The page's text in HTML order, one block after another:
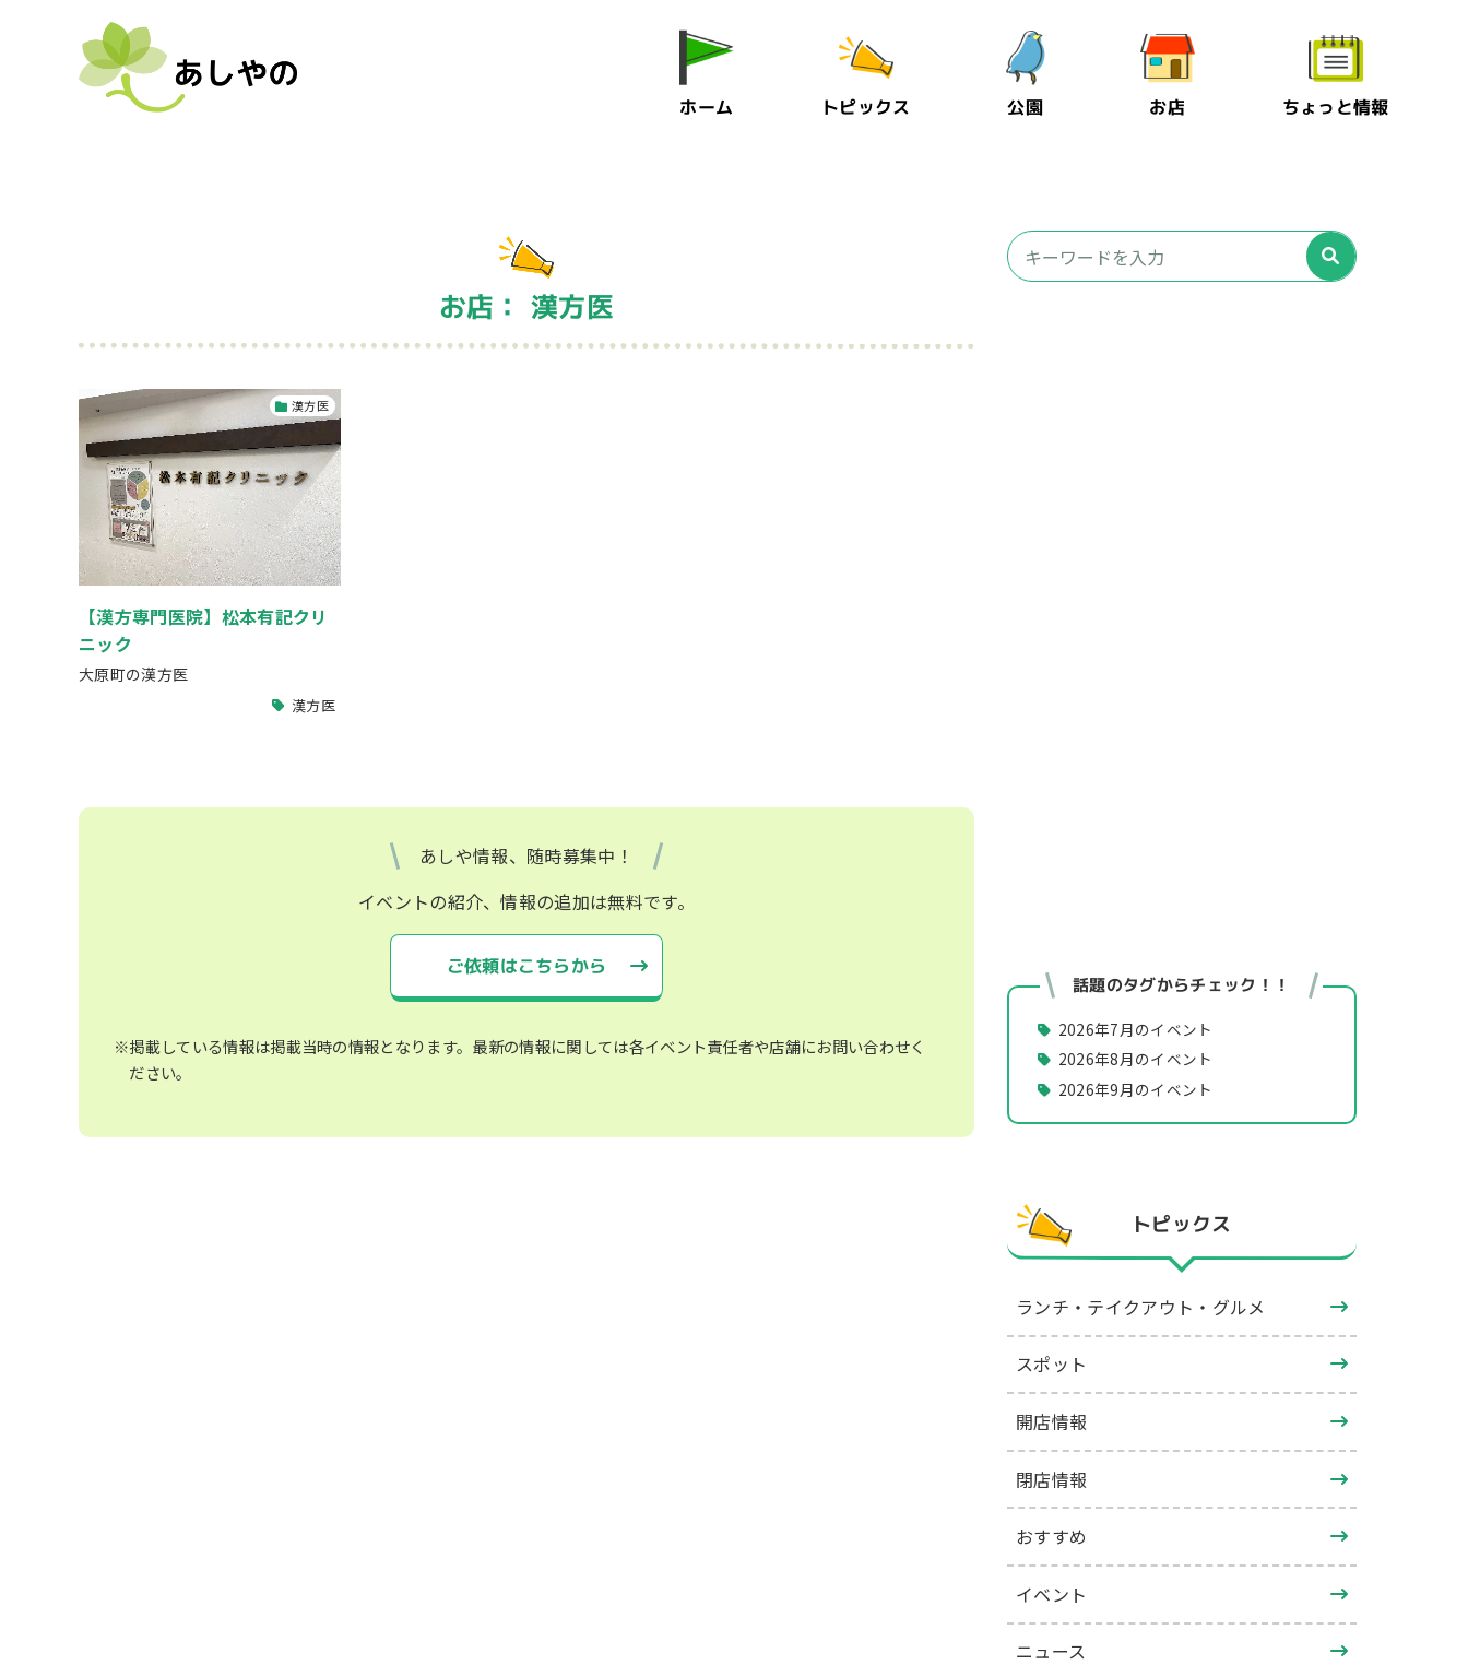
ホーム トピックス 公園 お店 ちょっと情報
お店： 漢方医
漢方医
【漢方専門医院】松本有記クリ
ニック
大原町の漢方医
漢方医
あしや情報、随時募集中！
イベントの紹介、情報の追加は無料です。
ご依頼はこちらから
※掲載している情報は掲載当時の情報となります。最新の情報に関しては各イベント責任者や店舗にお問い合わせく
ださい。
話題のタグからチェック！！
2026年7月のイベント
2026年8月のイベント
2026年9月のイベント
トピックス
ランチ・テイクアウト・グルメ
スポット
開店情報
閉店情報
おすすめ
イベント
ニュース